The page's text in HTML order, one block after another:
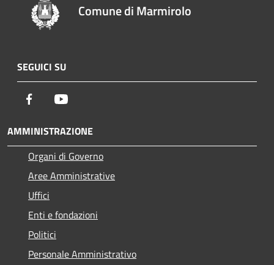
Comune di Marmirolo
SEGUICI SU
Facebook
AMMINISTRAZIONE
Organi di Governo
Aree Amministrative
Uffici
Enti e fondazioni
Politici
Personale Amministrativo